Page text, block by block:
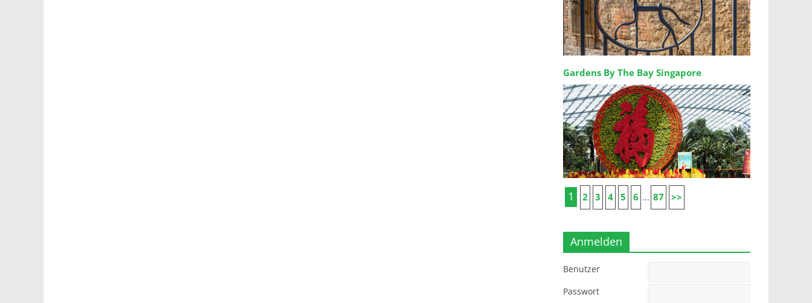
Gardens By The Bay Singapore
1 2 3 4 5 6 ... 87 >>
Anmelden
Benutzer
Passwort